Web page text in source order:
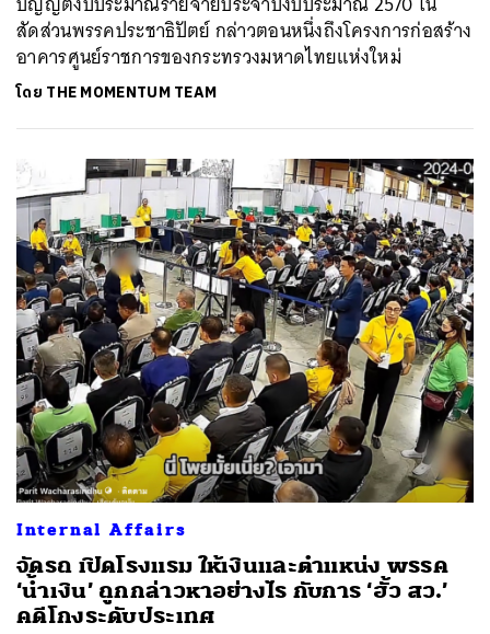
สัดส่วนพรรคประชาธิปัตย์ กล่าวตอนหนึ่งถึงโครงการก่อสร้าง
อาคารศูนย์ราชการของกระทรวงมหาดไทยแห่งใหม่
โดย THE MOMENTUM TEAM
Internal Affairs
จัดรถ เปิดโรงแรม ให้เงินและตำแหน่ง พรรค
‘น้ำเงิน’ ถูกกล่าวหาอย่างไร กับการ ‘ฮั้ว สว.’
คดีโกงระดับประเทศ